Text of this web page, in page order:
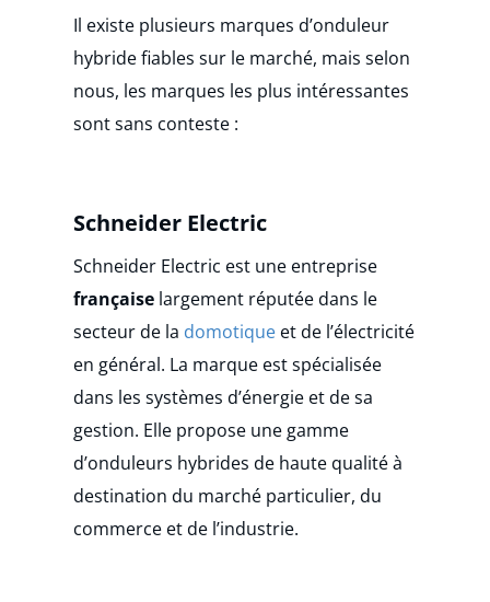
Il existe plusieurs marques d’onduleur
hybride fiables sur le marché, mais selon
nous, les marques les plus intéressantes
sont sans conteste :
Schneider Electric
Schneider Electric est une entreprise
française largement réputée dans le
secteur de la domotique et de l’électricité
en général. La marque est spécialisée
dans les systèmes d’énergie et de sa
gestion. Elle propose une gamme
d’onduleurs hybrides de haute qualité à
destination du marché particulier, du
commerce et de l’industrie.